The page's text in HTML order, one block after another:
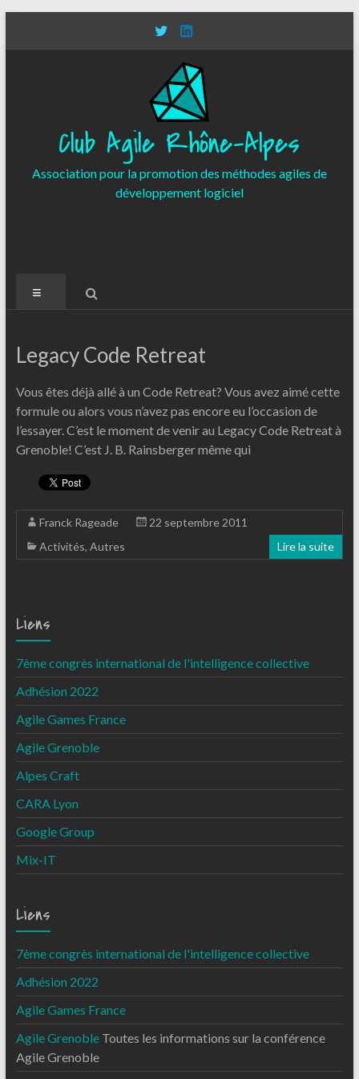
contenu
Club Agile Rhône-Alpes
Association pour la promotion des méthodes agiles de
développement logiciel
Menu
Legacy Code Retreat
Vous êtes déjà allé à un Code Retreat? Vous avez aimé cette
formule ou alors vous n’avez pas encore eu l’occasion de
l’essayer. C’est le moment de venir au Legacy Code Retreat à
Grenoble! C’est J. B. Rainsberger même qui
Franck Rageade
22 septembre 2011
Activités, Autres Lire la suite
Liens
7ème congrès international de l'intelligence collective
Adhésion 2022
Agile Games France
Agile Grenoble
Alpes Craft
CARA Lyon
Google Group
Mix-IT
Liens
7ème congrès international de l'intelligence collective
Adhésion 2022
Agile Games France
Agile GrenobleToutes les informations sur la conférence
Agile Grenoble